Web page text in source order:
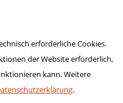
erforderliche Cookies.
der Website erforderlich,
kann. Weitere
.